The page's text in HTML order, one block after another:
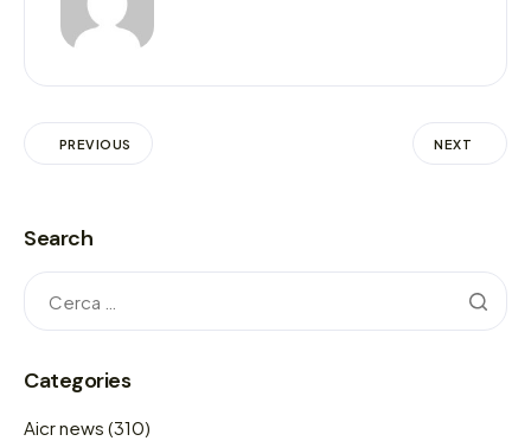
PREVIOUS NEXT
Search
Categories
Aicr news (310)